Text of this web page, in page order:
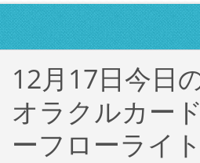
12月17日今日
オラクルカー
ーフローライ